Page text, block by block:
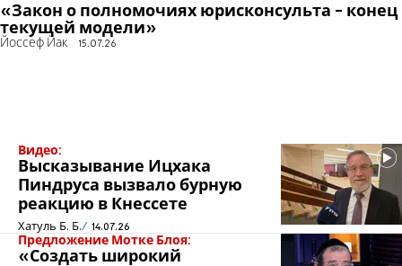
«Закон о полномочиях юрисконсульта - конец
текущей модели»
Йоссеф Йак 15.07.26
Видео:
Высказывание Ицхака
Пиндруса вызвало бурную
реакцию в Кнессете
Хатуль Б. Б. 14.07.26
Предложение Мотке Блоя:
«Создать широкий